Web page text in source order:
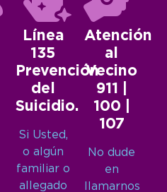
Línea
135
Prevención
del
Suicidio.
Si Usted,
o algún
familiar o
allegado
Atención
al
Vecino
911 |
100 |
107
No dude
en
llamarnos